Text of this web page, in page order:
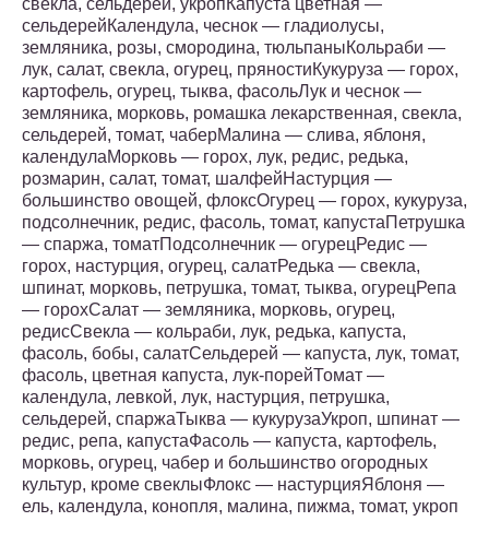
свекла, сельдерей, укропКапуста цветная —
сельдерейКалендула, чеснок — гладиолусы,
земляника, розы, смородина, тюльпаныКольраби —
лук, салат, свекла, огурец, пряностиКукуруза — горох,
картофель, огурец, тыква, фасольЛук и чеснок —
земляника, морковь, ромашка лекарственная, свекла,
сельдерей, томат, чаберМалина — слива, яблоня,
календулаМорковь — горох, лук, редис, редька,
розмарин, салат, томат, шалфейНастурция —
большинство овощей, флоксОгурец — горох, кукуруза,
подсолнечник, редис, фасоль, томат, капустаПетрушка
— спаржа, томатПодсолнечник — огурецРедис —
горох, настурция, огурец, салатРедька — свекла,
шпинат, морковь, петрушка, томат, тыква, огурецРепа
— горохСалат — земляника, морковь, огурец,
редисСвекла — кольраби, лук, редька, капуста,
фасоль, бобы, салатСельдерей — капуста, лук, томат,
фасоль, цветная капуста, лук-порейТомат —
календула, левкой, лук, настурция, петрушка,
сельдерей, спаржаТыква — кукурузаУкроп, шпинат —
редис, репа, капустаФасоль — капуста, картофель,
морковь, огурец, чабер и большинство огородных
культур, кроме свеклыФлокс — настурцияЯблоня —
ель, календула, конопля, малина, пижма, томат, укроп